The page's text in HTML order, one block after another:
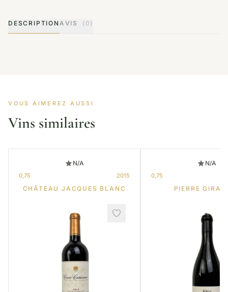
DESCRIPTION AVIS (0)
VOUS AIMEREZ AUSSI
Vins similaires
N/A
0,75 2015
CHÂTEAU JACQUES BLANC
N/A
0,75
PIERRE